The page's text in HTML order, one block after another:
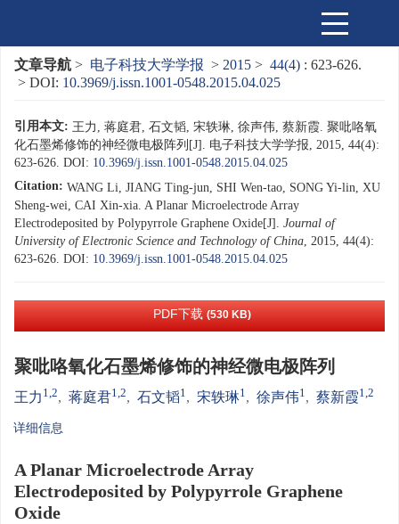
文章导航 > 电子科技大学学报 > 2015 > 44(4) : 623-626.
> DOI: 10.3969/j.issn.1001-0548.2015.04.025
引用本文: 王力, 蒋庭君, 石文韬, 宋轶琳, 徐声伟, 蔡新霞. 聚吡咯氧
化石墨烯修饰的神经微电极阵列[J]. 电子科技大学学报, 2015, 44(4):
623-626. DOI: 10.3969/j.issn.1001-0548.2015.04.025
Citation: WANG Li, JIANG Ting-jun, SHI Wen-tao, SONG Yi-lin, XU
Sheng-wei, CAI Xin-xia. A Planar Microelectrode Array
Electrodeposited by Polypyrrole Graphene Oxide[J]. Journal of
University of Electronic Science and Technology of China, 2015, 44(4):
623-626. DOI: 10.3969/j.issn.1001-0548.2015.04.025
PDF下载 (530 KB)
聚吡咯氧化石墨烯修饰的神经微电极阵列
王力 1,2, 蒋庭君1,2, 石文韬1, 宋轶琳1, 徐声伟1, 蔡新霞1,2
详细信息
A Planar Microelectrode Array
Electrodeposited by Polypyrrole Graphene
Oxide